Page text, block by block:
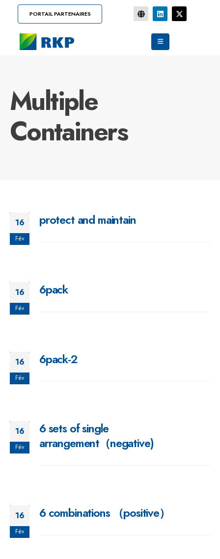
PORTAIL PARTENAIRES
Multiple
Containers
16
Fév
protect and maintain
16
Fév
6pack
16
Fév
6pack-2
16
Fév
6 sets of single
arrangement（negative)
16
Fév
6 combinations （positive）